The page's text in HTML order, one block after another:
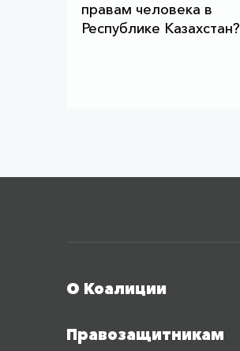
правам человека в
Республике Казахстан?
О Коалиции
Правозащитникам